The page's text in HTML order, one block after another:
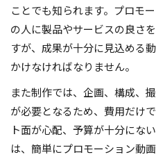
ことでも知られます。プロモ
の人に製品やサービスの良さ
すが、成果が十分に見込める
かけなければなりません。
また制作では、企画、構成、
が必要となるため、費用だけ
ト面が心配、予算が十分にな
は、簡単にプロモーション動